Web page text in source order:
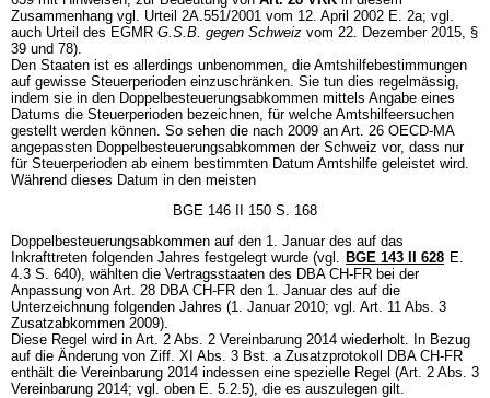
Zusammenhang vgl. Urteil 2A.551/2001 vom 12. April 2002 E. 2a; vgl.
auch Urteil des EGMR G.S.B. gegen Schweiz vom 22. Dezember 2015, §
39 und 78).
Den Staaten ist es allerdings unbenommen, die Amtshilfebestimmungen
auf gewisse Steuerperioden einzuschränken. Sie tun dies regelmässig,
indem sie in den Doppelbesteuerungsabkommen mittels Angabe eines
Datums die Steuerperioden bezeichnen, für welche Amtshilfeersuchen
gestellt werden können. So sehen die nach 2009 an Art. 26 OECD-MA
angepassten Doppelbesteuerungsabkommen der Schweiz vor, dass nur
für Steuerperioden ab einem bestimmten Datum Amtshilfe geleistet wird.
Während dieses Datum in den meisten
BGE 146 II 150 S. 168
Doppelbesteuerungsabkommen auf den 1. Januar des auf das
Inkrafttreten folgenden Jahres festgelegt wurde (vgl. BGE 143 II 628 E.
4.3 S. 640), wählten die Vertragsstaaten des DBA CH-FR bei der
Anpassung von Art. 28 DBA CH-FR den 1. Januar des auf die
Unterzeichnung folgenden Jahres (1. Januar 2010; vgl. Art. 11 Abs. 3
Zusatzabkommen 2009).
Diese Regel wird in Art. 2 Abs. 2 Vereinbarung 2014 wiederholt. In Bezug
auf die Änderung von Ziff. XI Abs. 3 Bst. a Zusatzprotokoll DBA CH-FR
enthält die Vereinbarung 2014 indessen eine spezielle Regel (Art. 2 Abs. 3
Vereinbarung 2014; vgl. oben E. 5.2.5), die es auszulegen gilt.